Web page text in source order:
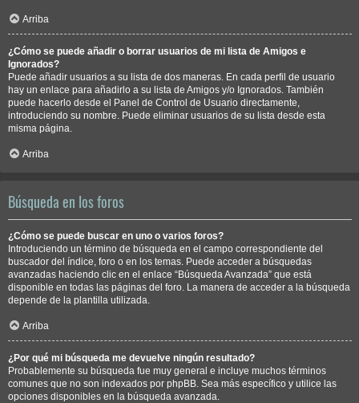
Arriba
¿Cómo se puede añadir o borrar usuarios de mi lista de Amigos e
Ignorados?
Puede añadir usuarios a su lista de dos maneras. En cada perfil de usuario
hay un enlace para añadirlo a su lista de Amigos y/o Ignorados. También
puede hacerlo desde el Panel de Control de Usuario directamente,
introduciendo su nombre. Puede eliminar usuarios de su lista desde esta
misma página.
Arriba
Búsqueda en los foros
¿Cómo se puede buscar en uno o varios foros?
Introduciendo un término de búsqueda en el campo correspondiente del
buscador del índice, foro o en los temas. Puede acceder a búsquedas
avanzadas haciendo clic en el enlace “Búsqueda Avanzada” que está
disponible en todas las páginas del foro. La manera de acceder a la búsqueda
depende de la plantilla utilizada.
Arriba
¿Por qué mi búsqueda me devuelve ningún resultado?
Probablemente su búsqueda fue muy general e incluye muchos términos
comunes que no son indexados por phpBB. Sea más específico y utilice las
opciones disponibles en la búsqueda avanzada.